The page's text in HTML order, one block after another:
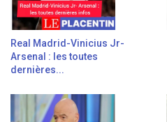
Real Madrid-Vinicius Jr-
Arsenal : les toutes
dernières...